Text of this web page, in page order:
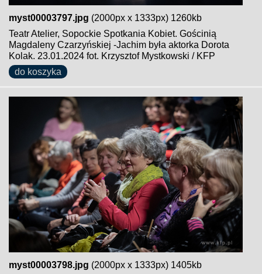
myst00003797.jpg (2000px x 1333px) 1260kb
Teatr Atelier, Sopockie Spotkania Kobiet. Gościnią
Magdaleny Czarzyńskiej -Jachim była aktorka Dorota
Kolak. 23.01.2024 fot. Krzysztof Mystkowski / KFP
do koszyka
myst00003798.jpg (2000px x 1333px) 1405kb